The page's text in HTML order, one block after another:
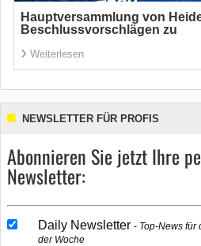
Hauptversammlung von
Beschlussvorschlägen zu
Weiterlesen
NEWSLETTER FÜR PROFIS
Abonnieren Sie jetzt Ihre
Newsletter:
Daily Newsletter
Top-News für
der Woche